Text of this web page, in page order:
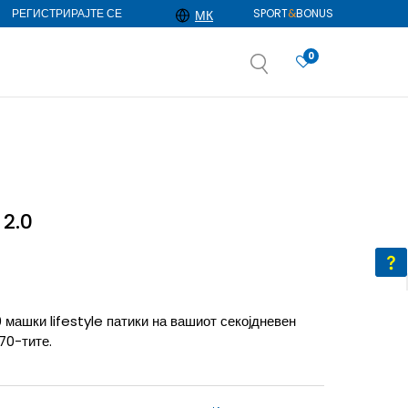
SPORT&BONUS
РЕГИСТРИРАЈТЕ СЕ МК
0
lifestyle патики на вашиот секојдневен
тите.